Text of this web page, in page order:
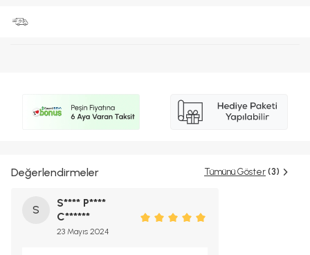
Değerlendirmeler Tümünü Göster (3)
S
S**** P****
C******
23 Mayıs 2024